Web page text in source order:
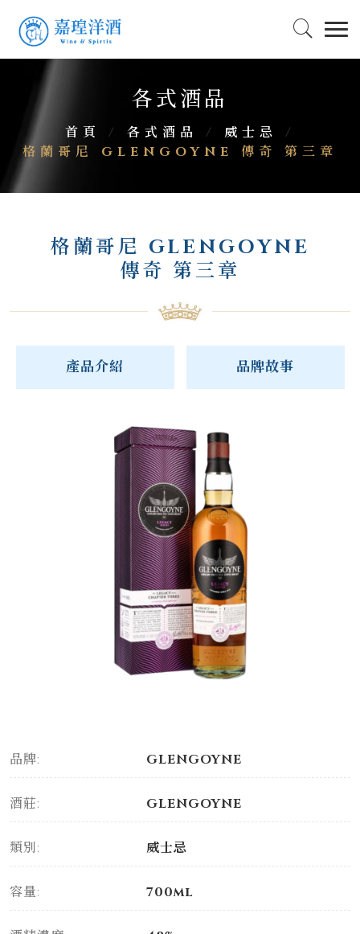
各式酒品
首頁 / 各式酒品 / 威士忌
/
格蘭哥尼 GLENGOYNE 傳奇 第三章
格蘭哥尼 GLENGOYNE
傳奇 第三章
產品介紹 品牌故事
品牌: GLENGOYNE
酒莊: GLENGOYNE
類別: 威士忌
容量: 700ml